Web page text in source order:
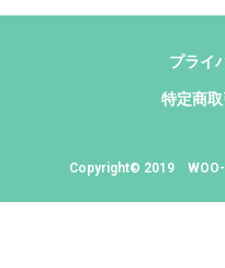
プライ
特定商
Copyright©︎ 2019 WOO-